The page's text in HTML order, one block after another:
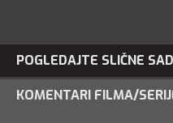
POGLEDAJTE SLIČNE
KOMENTARI FILMA/